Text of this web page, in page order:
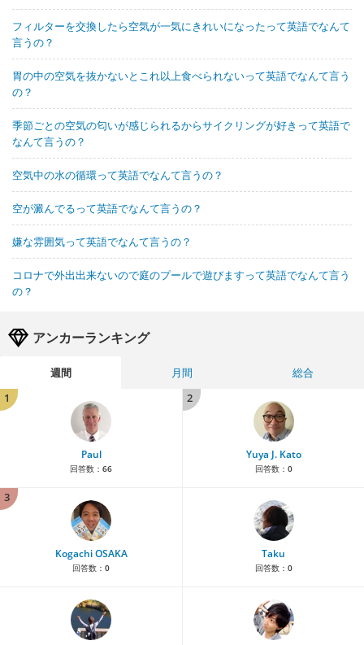
フィルターを交換したら空気が一気にきれいになったって英語でなんて
言うの？
胃の中の空気を抜かないとこれ以上食べられないって英語でなんて言う
の？
季節ごとの空気の匂いが感じられるからサイクリングが好きって英語で
なんて言うの？
空気中の水の循環って英語でなんて言うの？
空が澱んでるって英語でなんて言うの？
嫌な雰囲気って英語でなんて言うの？
コロナで外出出来ないので庭のプールで遊びますって英語でなんて言う
の？
アンカーランキング
週間 月間
総合
1
Paul
回答数： 66
2
Yuya J. Kato
回答数： 0
3
Kogachi OSAKA
回答数： 0
Taku
回答数： 0